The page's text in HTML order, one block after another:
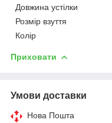
Довжина устілки
Розмір взуття
Колір
Приховати
Умови доставки
Нова Пошта